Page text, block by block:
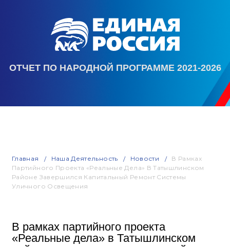
ОТЧЕТ ПО НАРОДНОЙ ПРОГРАММЕ 2021-2026
Главная Наша Деятельность Новости
В Рамках
Партийного Проекта «Реальные Дела» В Татышлинском
Районе Завершился Капитальный Ремонт Системы
Уличного Освещения
В рамках партийного проекта
«Реальные дела» в Татышлинском